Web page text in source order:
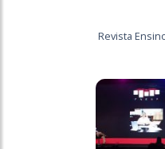
Revista